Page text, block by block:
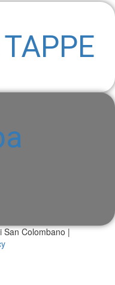
San Colombano |